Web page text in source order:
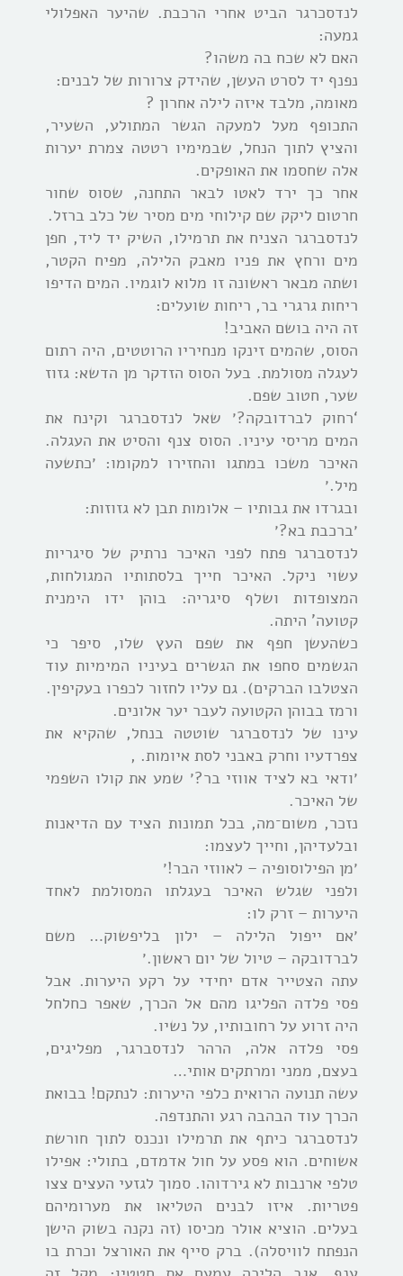
לנדסכרגר הביט אחרי הרכבת. שהיער האפלולי
גמעה:
האם לא שכח בה משהו?
נפנף יד לסרט העשן, שהידק צרורות של לבנים:
מאומה, מלבד איזה לילה אחרון ?
התכופף מעל למעקה הגשר המתולע, השעיר,
והציץ לתוך הנחל, שבמימיו רטטה צמרת יערות
אלה שחסמו את האופקים.
אחר כך ירד לאטו לבאר התחנה, שסוס שחור
חרטום ליקק שם קילוחי מים מסיר של כלב ברזל.
לנדסברגר הצניח את תרמילו, השיק יד ליד, חפן
מים ורחץ את פניו מאבק הלילה, מפיח הקטר,
ושתה מבאר ראשונה זו מלוא לוגמיו. המים הדיפו
ריחות גרגרי בר, ריחות שועלים:
זה היה בושם האביב!
הסוס, שהמים זינקו מנחיריו הרוטטים, היה רתום
לעגלה מסולמת. בעל הסוס הזדקר מן הדשא: גזוז
שער, חטוב שפם.
‘רחוק לברדובקה?׳ שאל לנדסברגר וקינח את
המים מריסי עיניו. הסוס צנף והסיט את העגלה.
האיכר משכו במתגו והחזירו למקומו: ׳כתשעה
מיל.׳
ובגרדו את גבותיו – אלומות תבן לא גזוזות:
׳ברכבת בא?׳
לנדסברגר פתח לפני האיכר נרתיק של סיגריות
עשוי ניקל. האיכר חייך בלסתותיו המגולחות,
המצופדות ושלף סיגריה: בוהן ידו הימנית
קטועה’ היתה.
כשהעשן חפף את שפם העץ שלו, סיפר כי
הגשמים סחפו את הגשרים בעיניו המימיות עוד
הצטלבו הברקים). גם עליו לחזור לכפרו בעקיפין.
ורמז בבוהן הקטועה לעבר יער אלונים.
עינו של לנדסברגר שוטטה בנחל, שהקיא את
צפרדעיו וחרק באבני לסת איומות. ,
׳ודאי בא לציד אווזי בר?׳ שמע את קולו השפמי
של האיכר.
נזכר, משום־מה, בכל תמונות הציד עם הדיאנות
ובלעדיהן, וחייך לעצמו:
׳מן הפילוסופיה – לאווזי הבר!׳
ולפני שגלש האיכר בעגלתו המסולמת לאחד
היערות – זרק לו:
׳אם ייפול הלילה – ילון בליפשוק… משם
לברדובקה – טיול של יום ראשון.׳
עתה הצטייר אדם יחידי על רקע היערות. אבל
פסי פלדה הפליגו מהם אל הכרך, שאפר כחלחל
היה זרוע על רחובותיו, על נשיו.
פסי פלדה אלה, הרהר לנדסברגר, מפליגים,
בעצם, ממני ומרתקים אותי…
עשה תנועה הרואית כלפי היערות: לנתקם! בבואת
הכרך עוד הבהבה רגע והתנדפה.
לנדסברגר כיתף את תרמילו ונכנס לתוך חורשת
אשוחים. הוא פסע על חול אדמדם, בתולי: אפילו
טלפי ארנבות לא גירדוהו. סמוך לגזעי העצים צצו
פטריות. איזו לבנים הטליאו את מערומיהם
בעלים. הוציא אולר מכיסו (זה נקנה בשוק הישן
הנפתח לוויסלה). ברק סייף את האורצל וכרת בו